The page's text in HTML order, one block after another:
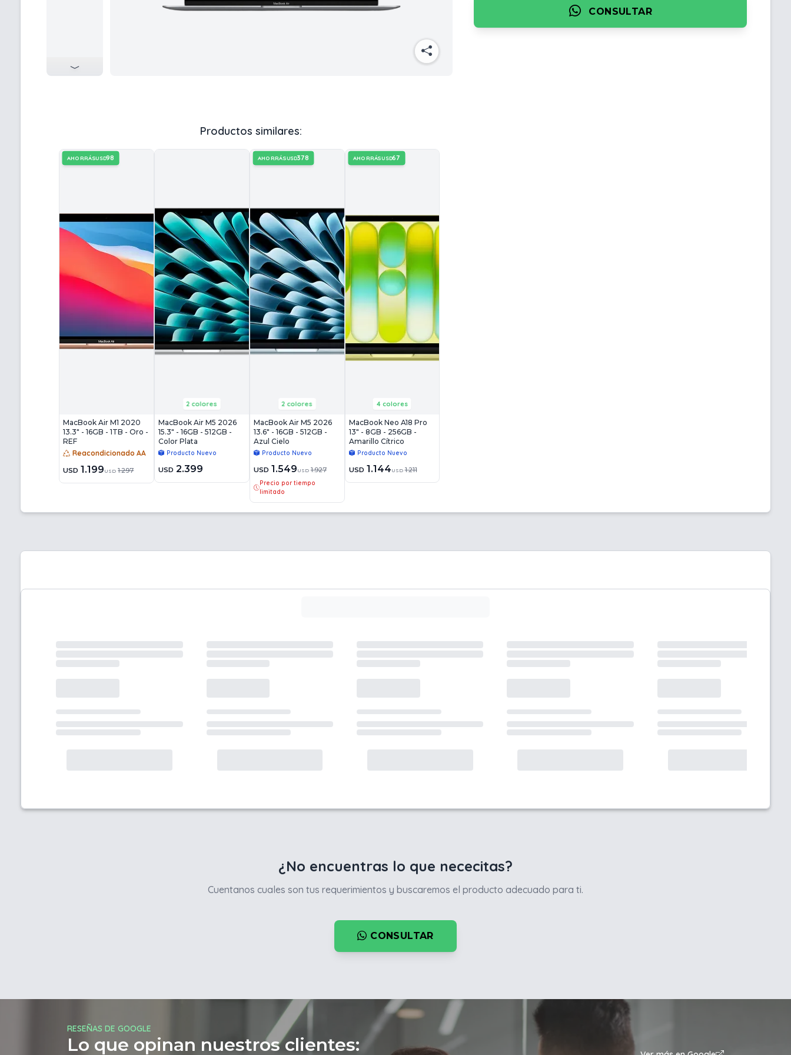
CONSULTAR
Productos similares:
AHORRÁSUSD98
MacBook Air M1 2020
13.3" - 16GB - 1TB - Oro -
REF
Reacondicionado AA
USD 1.199 USD 1.297
2 colores
MacBook Air M5 2026
15.3" - 16GB - 512GB -
Color Plata
Producto Nuevo
USD 2.399
AHORRÁSUSD378
2 colores
MacBook Air M5 2026
13.6" - 16GB - 512GB -
Azul Cielo
Producto Nuevo
USD 1.549 USD 1.927
Precio por tiempo
limitado
AHORRÁSUSD67
4 colores
MacBook Neo A18 Pro
13" - 8GB - 256GB -
Amarillo Cítrico
Producto Nuevo
USD 1.144 USD 1.211
¿No encuentras lo que nececitas?
Cuentanos cuales son tus requerimientos y buscaremos el producto adecuado para ti.
CONSULTAR
RESEÑAS DE GOOGLE
Lo que opinan nuestros clientes: